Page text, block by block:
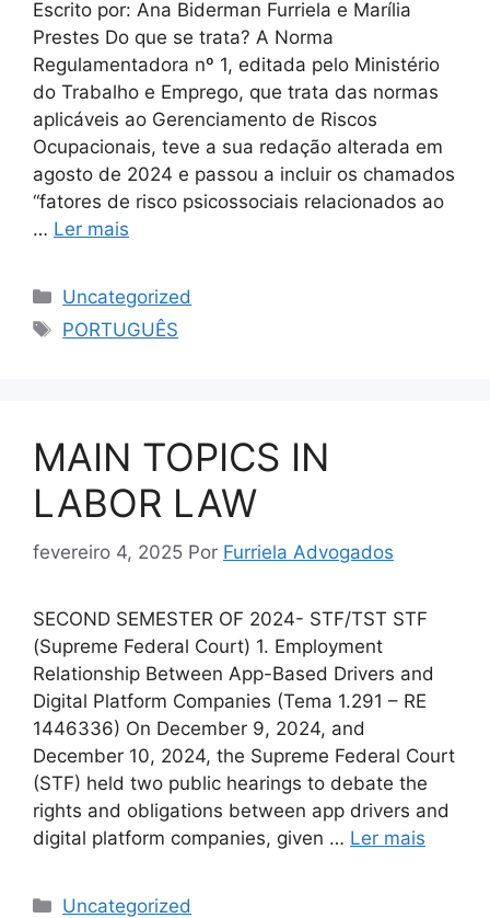
Escrito por: Ana Biderman Furriela e Marília
Prestes Do que se trata? A Norma
Regulamentadora nº 1, editada pelo Ministério
do Trabalho e Emprego, que trata das normas
aplicáveis ao Gerenciamento de Riscos
Ocupacionais, teve a sua redação alterada em
agosto de 2024 e passou a incluir os chamados
“fatores de risco psicossociais relacionados ao
… Ler mais
Uncategorized
PORTUGUÊS
MAIN TOPICS IN
LABOR LAW
fevereiro 4, 2025 Por Furriela Advogados
SECOND SEMESTER OF 2024- STF/TST STF
(Supreme Federal Court) 1. Employment
Relationship Between App-Based Drivers and
Digital Platform Companies (Tema 1.291 – RE
1446336) On December 9, 2024, and
December 10, 2024, the Supreme Federal Court
(STF) held two public hearings to debate the
rights and obligations between app drivers and
digital platform companies, given … Ler mais
Uncategorized